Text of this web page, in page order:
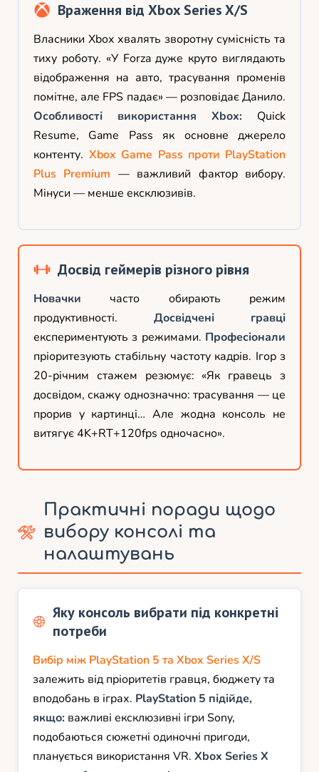
Враження від Xbox Series X/S
Власники Xbox хвалять зворотну сумісність та
тиху роботу. «У Forza дуже круто виглядають
відображення на авто, трасування променів
помітне, але FPS падає» — розповідає Данило.
Особливості використання Xbox: Quick
Resume, Game Pass як основне джерело
контенту. Xbox Game Pass проти PlayStation
Plus Premium — важливий фактор вибору.
Мінуси — менше ексклюзивів.
Досвід геймерів різного рівня
Новачки часто обирають режим
продуктивності. Досвідчені гравці
експериментують з режимами. Професіонали
пріоритезують стабільну частоту кадрів. Ігор з
20-річним стажем резюмує: «Як гравець з
досвідом, скажу однозначно: трасування — це
прорив у картинці… Але жодна консоль не
витягує 4K+RT+120fps одночасно».
Практичні поради щодо
вибору консолі та
налаштувань
Яку консоль вибрати під конкретні
потреби
Вибір між PlayStation 5 та Xbox Series X/S
залежить від пріоритетів гравця, бюджету та
вподобань в іграх. PlayStation 5 підійде,
якщо: важливі ексклюзивні ігри Sony,
подобаються сюжетні одиночні пригоди,
планується використання VR. Xbox Series X